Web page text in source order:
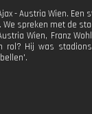
- Austria Wien. Een
spreken met de
Wien, Franz
Hij was